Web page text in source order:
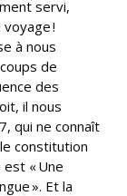
servi,
!
à nous
de
des
il nous
qui ne connaît
constitution
« Une
». Et la